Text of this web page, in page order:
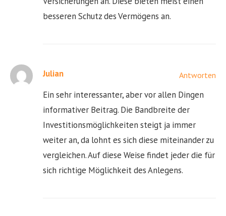
besseren Schutz des Vermögens an.
Julian Antworten
Ein sehr interessanter, aber vor allen Dingen
informativer Beitrag. Die Bandbreite der
Investitionsmöglichkeiten steigt ja immer
weiter an, da lohnt es sich diese miteinander zu
vergleichen. Auf diese Weise findet jeder die für
sich richtige Möglichkeit des Anlegens.